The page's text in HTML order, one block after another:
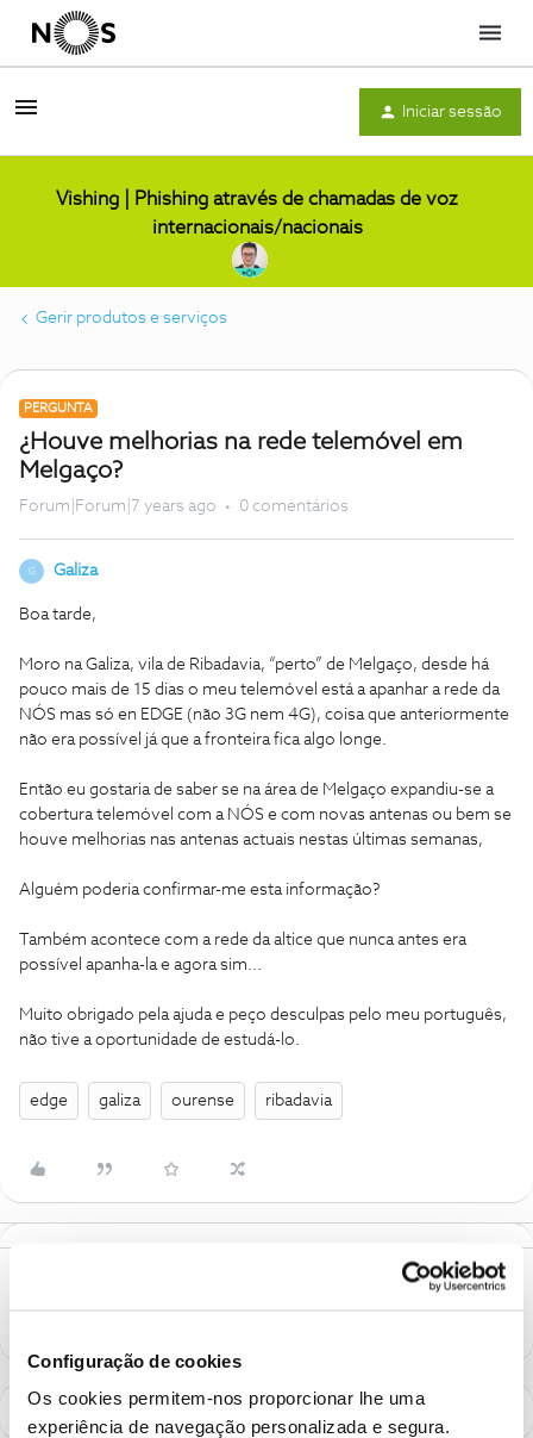
Configuração de cookies
Os cookies permitem-nos proporcionar lhe uma
experiência de navegação personalizada e segura.
Menu
Iniciar sessão
Vishing | Phishing através de chamadas de voz
internacionais/nacionais
Gerir produtos e serviços
PERGUNTA
¿Houve melhorias na rede telemóvel em
Melgaço?
Forum|Forum|7 years ago 0 comentários
G Galiza
Boa tarde,
Moro na Galiza, vila de Ribadavia, “perto” de Melgaço, desde há
pouco mais de 15 dias o meu telemóvel está a apanhar a rede da
NÓS mas só en EDGE (não 3G nem 4G), coisa que anteriormente
não era possível já que a fronteira fica algo longe.
Então eu gostaria de saber se na área de Melgaço expandiu-se a
cobertura telemóvel com a NÓS e com novas antenas ou bem se
houve melhorias nas antenas actuais nestas últimas semanas,
Alguém poderia confirmar-me esta informação?
Também acontece com a rede da altice que nunca antes era
possível apanha-la e agora sim...
Muito obrigado pela ajuda e peço desculpas pelo meu português,
não tive a oportunidade de estudá-lo.
edge galiza ourense ribadavia